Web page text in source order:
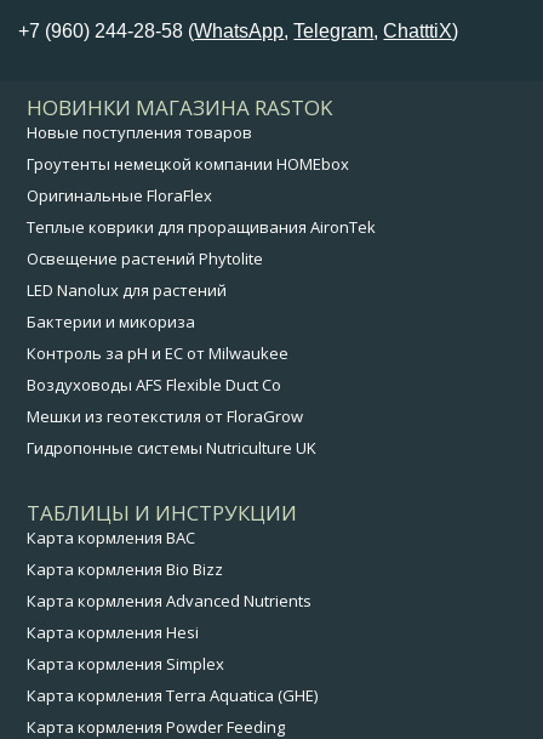
+7 (960) 244-28-58 (WhatsApp,Telegram,ChatttiX)
НОВИНКИ МАГАЗИНА RASTOK
Новые поступления товаров
Гроутенты немецкой компании HOMEbox
Оригинальные FloraFlex
Теплые коврики для проращивания AironTek
Освещение растений Phytolite
LED Nanolux для растений
Бактерии и микориза
Контроль за pH и EC от Milwaukee
Воздуховоды AFS Flexible Duct Co
Мешки из геотекстиля от FloraGrow
Гидропонные системы Nutriculture UK
ТАБЛИЦЫ И ИНСТРУКЦИИ
Карта кормления BAC
Карта кормления Bio Bizz
Карта кормления Advanced Nutrients
Карта кормления Hesi
Карта кормления Simplex
Карта кормления Terra Aquatica (GHE)
Карта кормления Powder Feeding